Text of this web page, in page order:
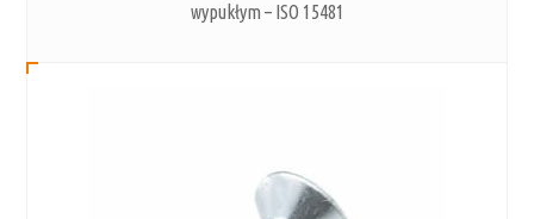
wypukłym – ISO 15481